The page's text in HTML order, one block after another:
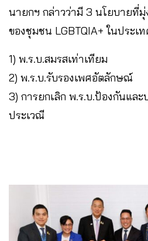
นายกฯ กล่าวว่ามี 3 นโยบายที่มุ่
ของชุมชน LGBTQIA+ ในประเ
1) พ.ร.บ.สมรสเท่าเทียม
2) พ.ร.บ.รับรองเพศอัตลักษณ์
3) การยกเลิก พ.ร.บ.ป้องกันแล
ประเวณี